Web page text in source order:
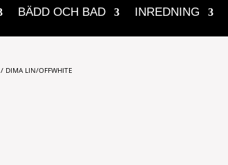
BÄDD OCH BAD INREDNING
/ DIMA LIN/OFFWHITE